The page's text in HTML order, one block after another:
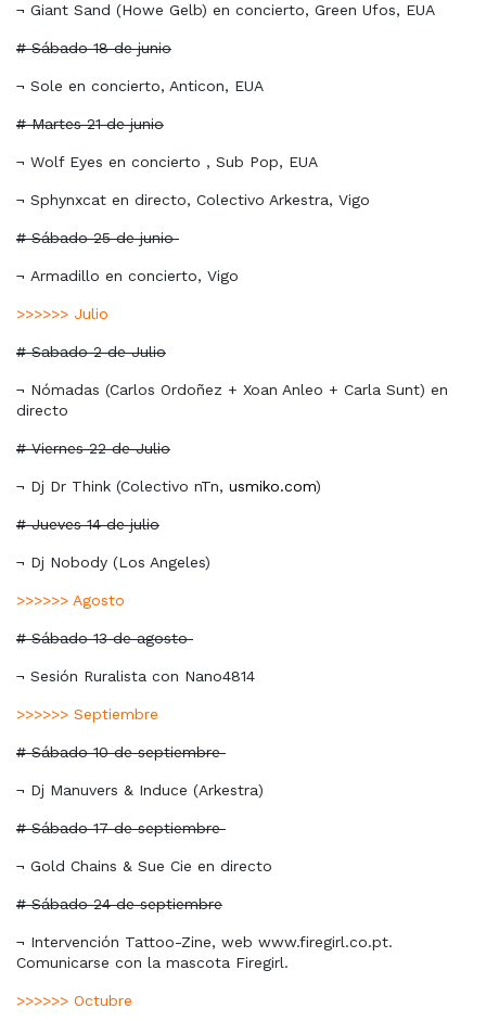
¬ Giant Sand (Howe Gelb) en concierto, Green Ufos, EUA
# Sábado 18 de junio
¬ Sole en concierto, Anticon, EUA
# Martes 21 de junio
¬ Wolf Eyes en concierto , Sub Pop, EUA
¬ Sphynxcat en directo, Colectivo Arkestra, Vigo
# Sábado 25 de junio
¬ Armadillo en concierto, Vigo
>>>>>> Julio
# Sabado 2 de Julio
¬ Nómadas (Carlos Ordoñez + Xoan Anleo + Carla Sunt) en
directo
# Viernes 22 de Julio
¬ Dj Dr Think (Colectivo nTn, usmiko.com)
# Jueves 14 de julio
¬ Dj Nobody (Los Angeles)
>>>>>> Agosto
# Sábado 13 de agosto
¬ Sesión Ruralista con Nano4814
>>>>>> Septiembre
# Sábado 10 de septiembre
¬ Dj Manuvers & Induce (Arkestra)
# Sábado 17 de septiembre
¬ Gold Chains & Sue Cie en directo
# Sábado 24 de septiembre
¬ Intervención Tattoo-Zine, web www.firegirl.co.pt.
Comunicarse con la mascota Firegirl.
>>>>>> Octubre